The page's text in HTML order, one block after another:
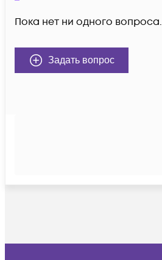
Пока нет ни одного вопроса.
Задать вопрос